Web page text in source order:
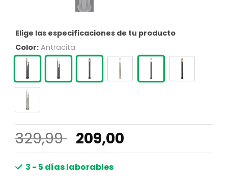
Elige las especificaciones de tu producto
Color: Antracita
329,99 El
precio
original
209,00
3 - 5 días laborables